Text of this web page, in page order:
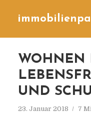
UND
23. Januar 2018 7